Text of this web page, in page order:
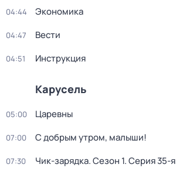
04:44 Экономика
04:47 Вести
04:51 Инструкция
Карусель
05:00 Царевны
07:00 С добрым утром, малыши!
07:30 Чик-зарядка. Сезон 1. Серия 35-я